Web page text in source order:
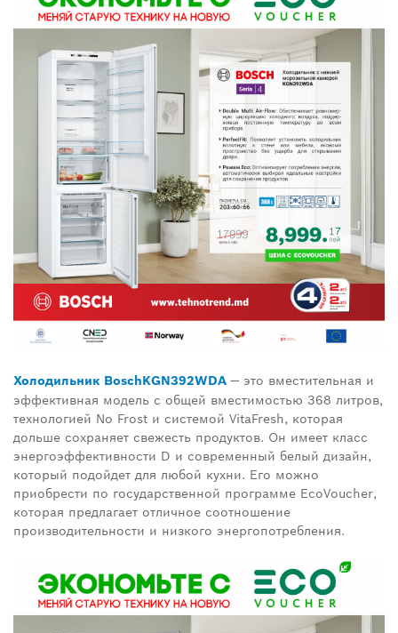
Холодильник BoschKGN392WDA — это вместительная и
эффективная модель с общей вместимостью 368 литров,
технологией No Frost и системой VitaFresh, которая
дольше сохраняет свежесть продуктов. Он имеет класс
энергоэффективности D и современный белый дизайн,
который подойдет для любой кухни. Его можно
приобрести по государственной программе EcoVoucher,
которая предлагает отличное соотношение
производительности и низкого энергопотребления.